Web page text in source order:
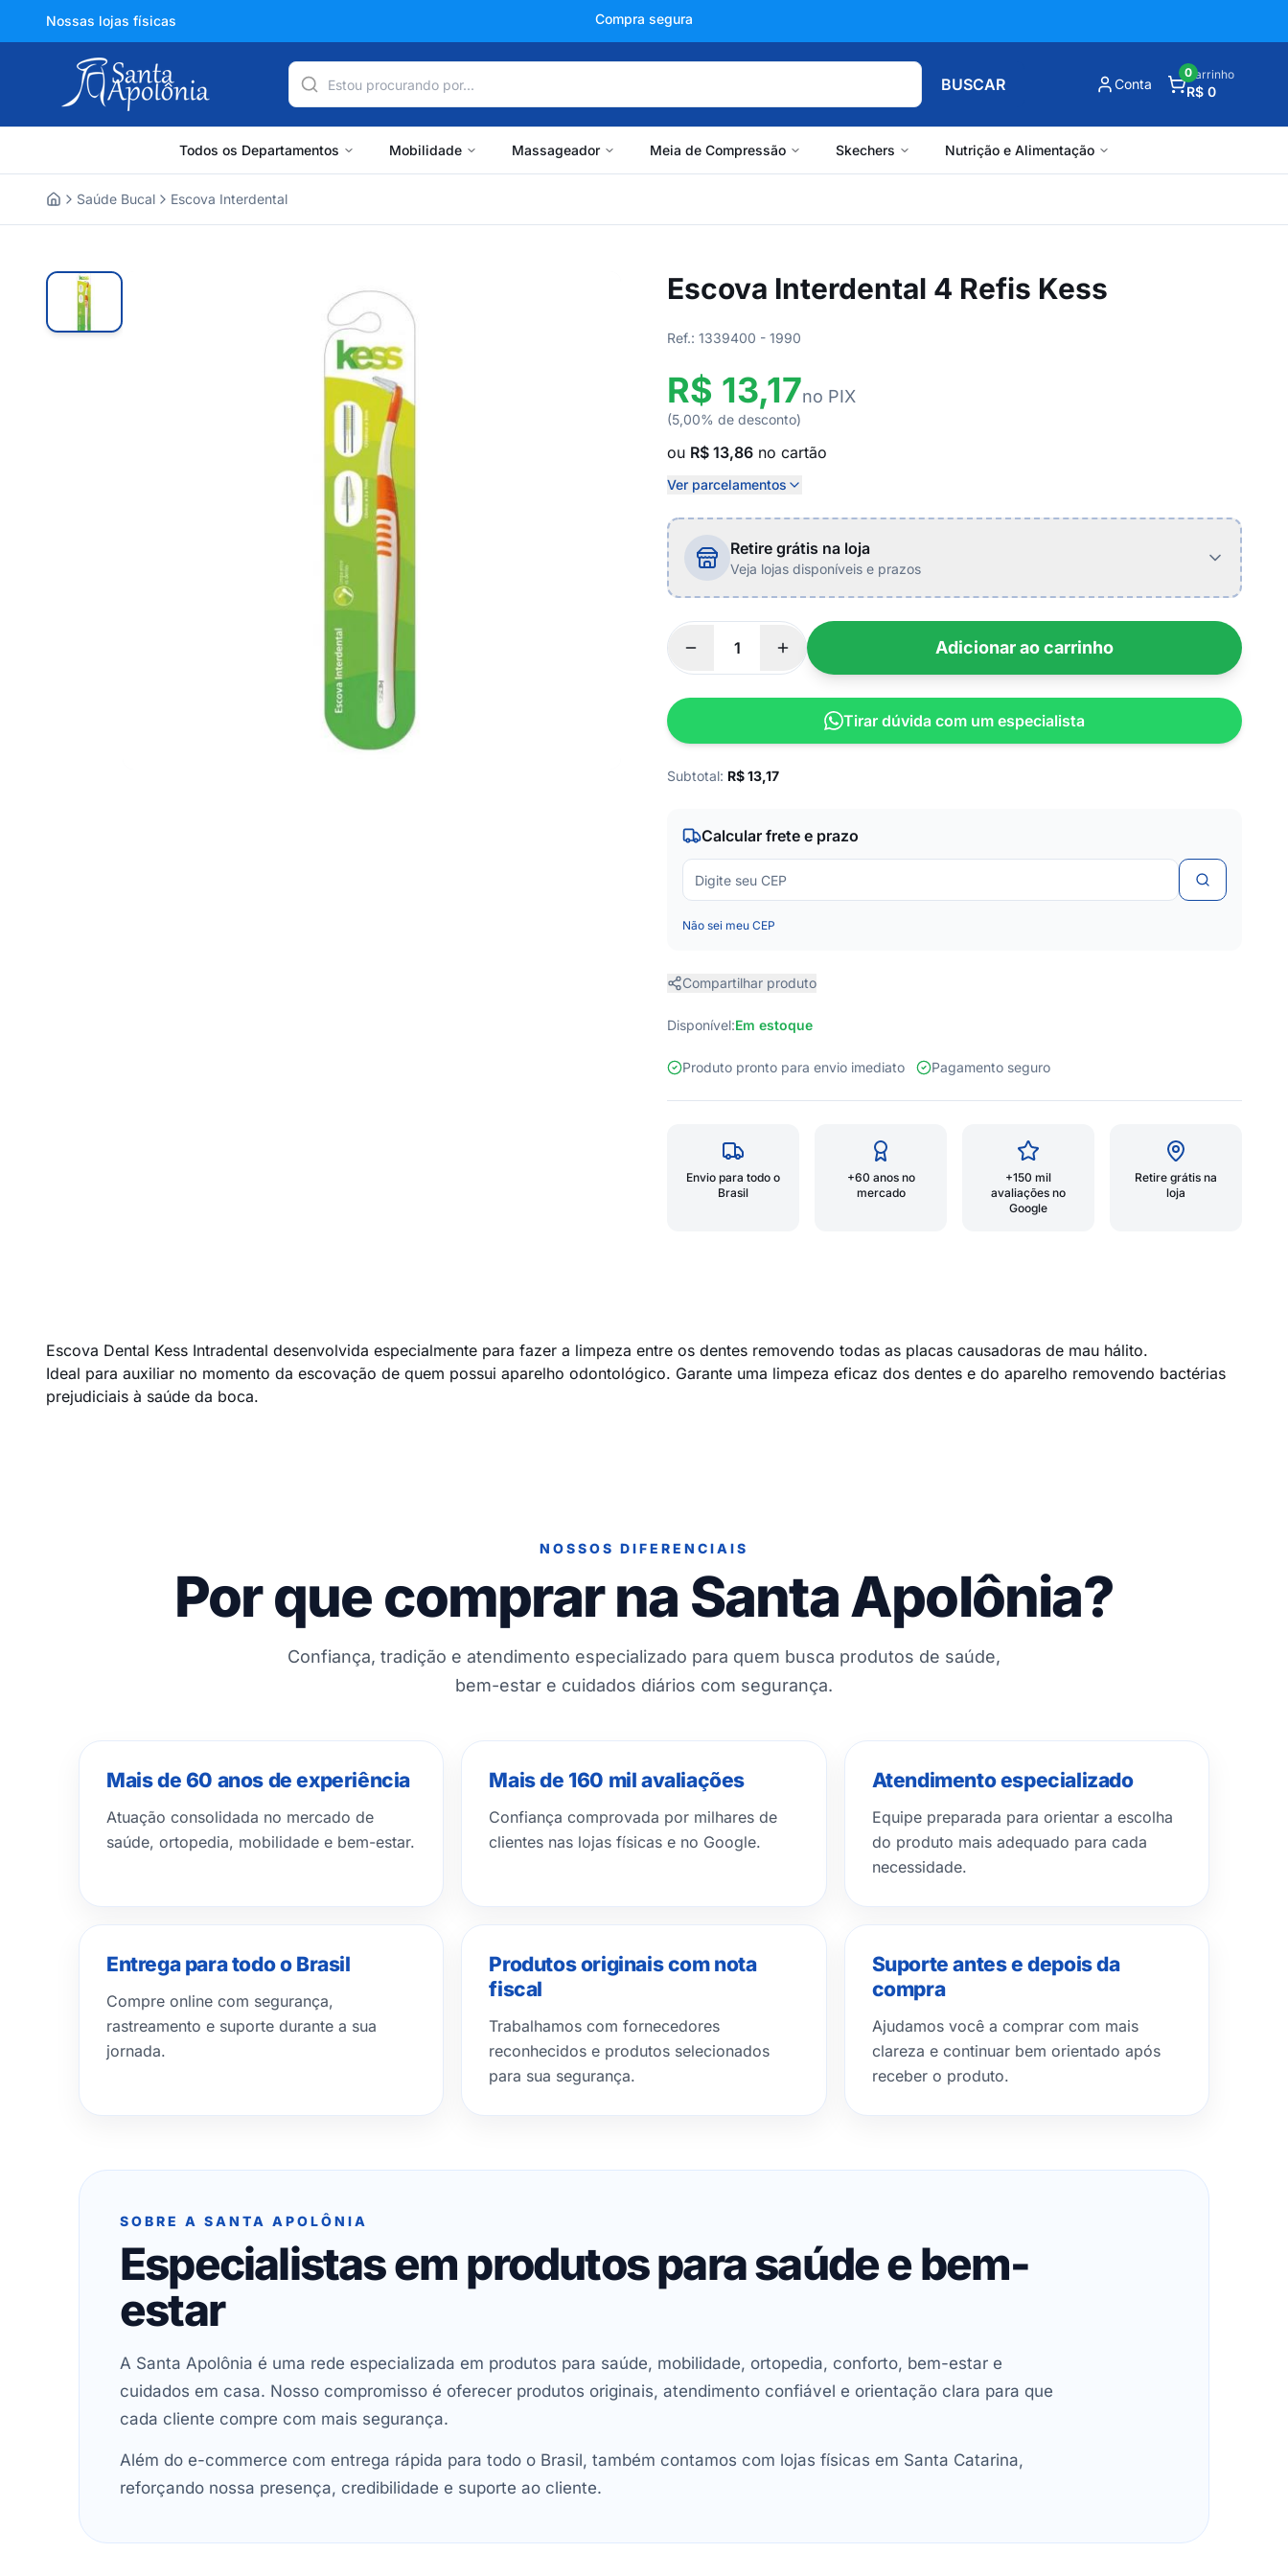
Nossas lojas físicas +150 mil avaliações
BUSCAR Conta
Carrinho
R$ 0
0
Todos os Departamentos Mobilidade Massageador Meia de Compressão Skechers Nutrição e Alimentação
Saúde Bucal Escova Interdental
Escova Interdental 4 Refis Kess
Ref.: 1339400 - 1990
R$ 13,17no PIX
(5,00% de desconto)
ou R$ 13,86 no cartão
Ver parcelamentos
Retire grátis na loja
Veja lojas disponíveis e prazos
Adicionar ao carrinho
Tirar dúvida com um especialista
Subtotal: R$13,17
Calcular frete e prazo
Não sei meu CEP
Compartilhar produto
Disponível:Em estoque
Produto pronto para envio imediato Pagamento seguro
Envio para todo o
Brasil
+60 anos no
mercado
+150 mil
avaliações no
Google
Retire grátis na
loja
Escova Dental Kess Intradental desenvolvida especialmente para fazer a limpeza entre os dentes removendo todas as placas causadoras de mau hálito.
Ideal para auxiliar no momento da escovação de quem possui aparelho odontológico. Garante uma limpeza eficaz dos dentes e do aparelho removendo bactérias
prejudiciais à saúde da boca.
NOSSOS DIFERENCIAIS
Por que comprar na Santa Apolônia?
Confiança, tradição e atendimento especializado para quem busca produtos de saúde,
bem-estar e cuidados diários com segurança.
Mais de 60 anos de experiência
Atuação consolidada no mercado de
saúde, ortopedia, mobilidade e bem-estar.
Mais de 160 mil avaliações
Confiança comprovada por milhares de
clientes nas lojas físicas e no Google.
Atendimento especializado
Equipe preparada para orientar a escolha
do produto mais adequado para cada
necessidade.
Entrega para todo o Brasil
Compre online com segurança,
rastreamento e suporte durante a sua
jornada.
Produtos originais com nota
fiscal
Trabalhamos com fornecedores
reconhecidos e produtos selecionados
para sua segurança.
Suporte antes e depois da
compra
Ajudamos você a comprar com mais
clareza e continuar bem orientado após
receber o produto.
SOBRE A SANTA APOLÔNIA
Especialistas em produtos para saúde e bem-
estar
A Santa Apolônia é uma rede especializada em produtos para saúde, mobilidade, ortopedia, conforto, bem-estar e
cuidados em casa. Nosso compromisso é oferecer produtos originais, atendimento confiável e orientação clara para que
cada cliente compre com mais segurança.
Além do e-commerce com entrega rápida para todo o Brasil, também contamos com lojas físicas em Santa Catarina,
reforçando nossa presença, credibilidade e suporte ao cliente.